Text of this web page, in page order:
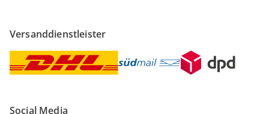
Versanddienstleister
Social Media